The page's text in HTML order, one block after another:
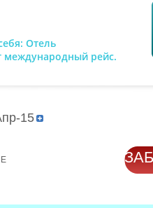
Отель
международный рейс.
15